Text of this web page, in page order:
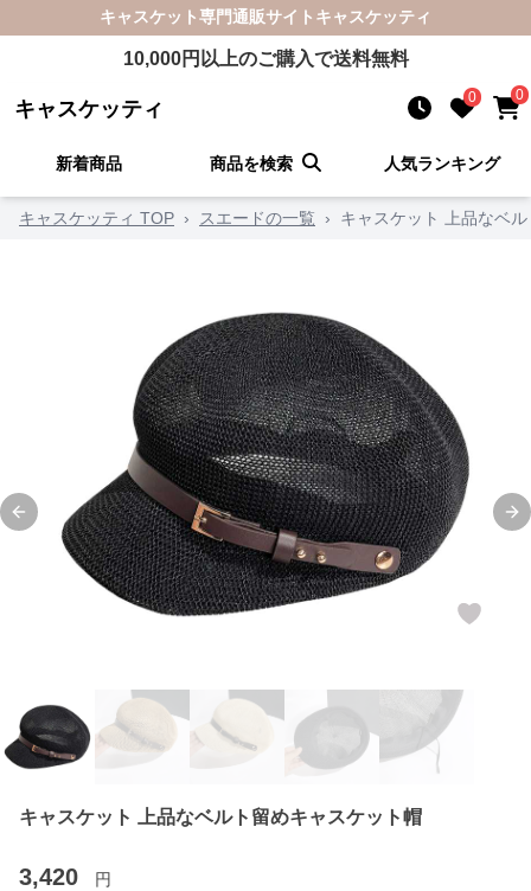
キャスケット専門通販サイト キャスケッティ
10,000円以上のご購入で送料無料
キャスケッティ 0 0
新着商品 商品を検索 人気ランキング
キャスケッティ TOP › スエードの一覧 › キャスケット 上品なベ
Previous slide
キャスケット 上品なベルト留めキャスケット帽
3,420 円